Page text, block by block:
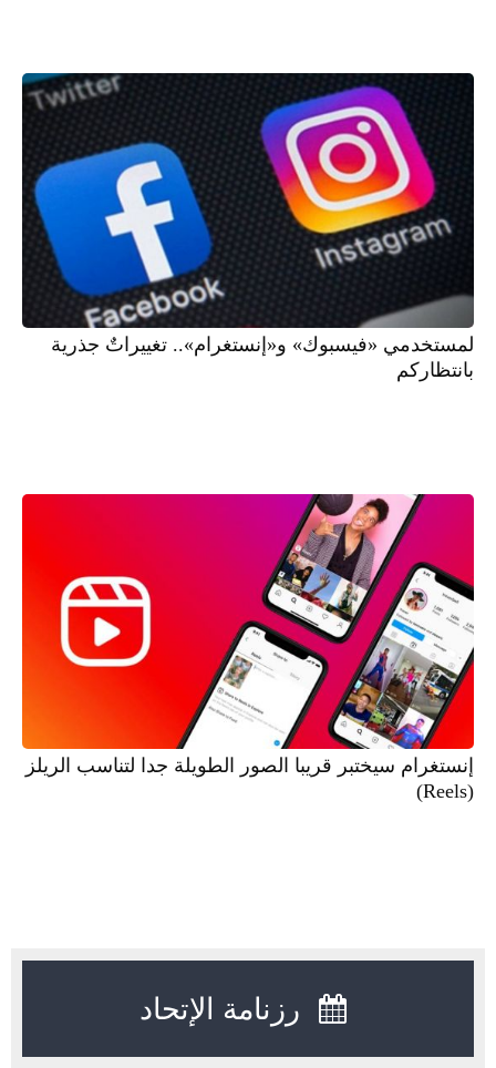
لمستخدمي «فيسبوك» و«إنستغرام».. تغييراتٌ جذرية
بانتظاركم
إنستغرام سيختبر قريبا الصور الطويلة جدا لتناسب الريلز
(Reels)
رزنامة الإتحاد